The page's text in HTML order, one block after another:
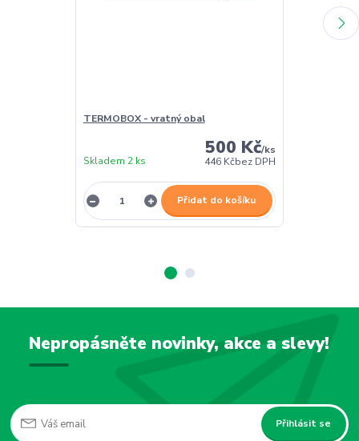
TERMOBOX - vratný obal
500 Kč/ks
446 Kčbez DPH
Skladem 2 ks
Přidat do košíku
Nepropásněte novinky, akce a slevy!
Přihlásit se